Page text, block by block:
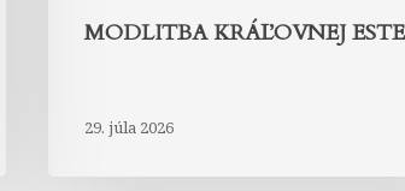
MODLITBA KRÁĽOVNEJ
29. júla 2026